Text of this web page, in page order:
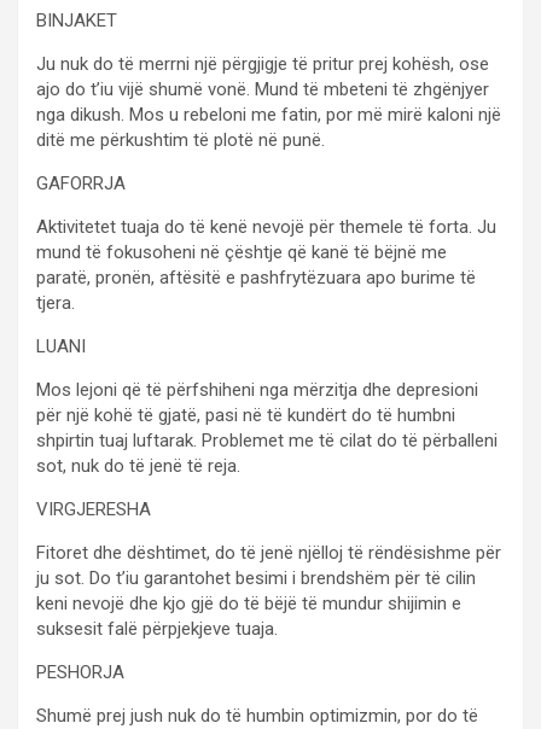
BINJAKET
Ju nuk do të merrni një përgjigje të pritur prej kohësh, ose
ajo do t’iu vijë shumë vonë. Mund të mbeteni të zhgënjyer
nga dikush. Mos u rebeloni me fatin, por më mirë kaloni një
ditë me përkushtim të plotë në punë.
GAFORRJA
Aktivitetet tuaja do të kenë nevojë për themele të forta. Ju
mund të fokusoheni në çështje që kanë të bëjnë me
paratë, pronën, aftësitë e pashfrytëzuara apo burime të
tjera.
LUANI
Mos lejoni që të përfshiheni nga mërzitja dhe depresioni
për një kohë të gjatë, pasi në të kundërt do të humbni
shpirtin tuaj luftarak. Problemet me të cilat do të përballeni
sot, nuk do të jenë të reja.
VIRGJERESHA
Fitoret dhe dështimet, do të jenë njëlloj të rëndësishme për
ju sot. Do t’iu garantohet besimi i brendshëm për të cilin
keni nevojë dhe kjo gjë do të bëjë të mundur shijimin e
suksesit falë përpjekjeve tuaja.
PESHORJA
Shumë prej jush nuk do të humbin optimizmin, por do të